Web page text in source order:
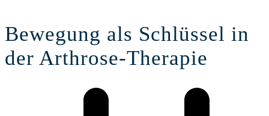
Bewegung als Schlüssel in
der Arthrose-Therapie